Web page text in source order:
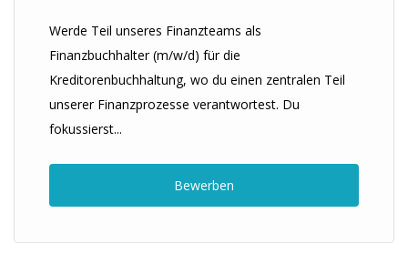
Werde Teil unseres Finanzteams als
Finanzbuchhalter (m/w/d) für die
Kreditorenbuchhaltung, wo du einen zentralen Teil
unserer Finanzprozesse verantwortest. Du
fokussierst...
Bewerben